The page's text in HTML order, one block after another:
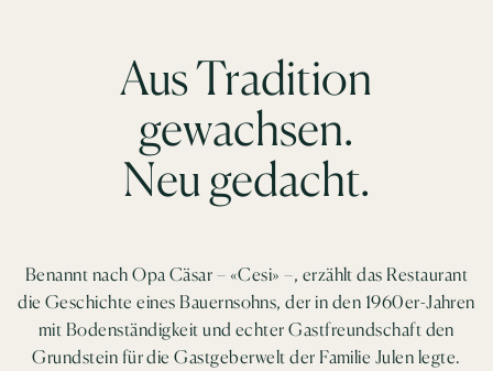
Aus Tradition
gewachsen.
Neu gedacht.
Benannt nach Opa Cäsar – «Cesi» –, erzählt das Restaurant
die Geschichte eines Bauernsohns, der in den 1960er-Jahren
mit Bodenständigkeit und echter Gastfreundschaft den
Grundstein für die Gastgeberwelt der Familie Julen legte.